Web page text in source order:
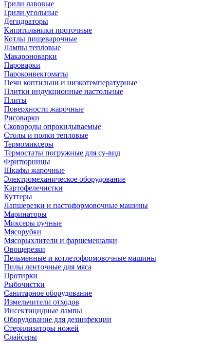
Грили лавовые
Грили угольные
Дегидраторы
Кипятильники проточные
Котлы пищеварочные
Лампы тепловые
Макароноварки
Пароварки
Пароконвектоматы
Печи коптильни и низкотемпературные
Плитки индукционные настольные
Плиты
Поверхности жарочные
Рисоварки
Сковороды опрокидываемые
Столы и полки тепловые
Термомиксеры
Термостаты погружные для су-вид
Фритюрницы
Шкафы жарочные
Электромеханическое оборудование
Картофелечистки
Куттеры
Лапшерезки и пастоформовочные машины
Маринаторы
Миксеры ручные
Мясорубки
Мясорыхлители и фаршемешалки
Овощерезки
Пельменные и котлетоформовочные машины
Пилы ленточные для мяса
Протирки
Рыбочистки
Санитарное оборудование
Измельчители отходов
Инсектицидные лампы
Оборудование для дезинфекции
Стерилизаторы ножей
Слайсеры